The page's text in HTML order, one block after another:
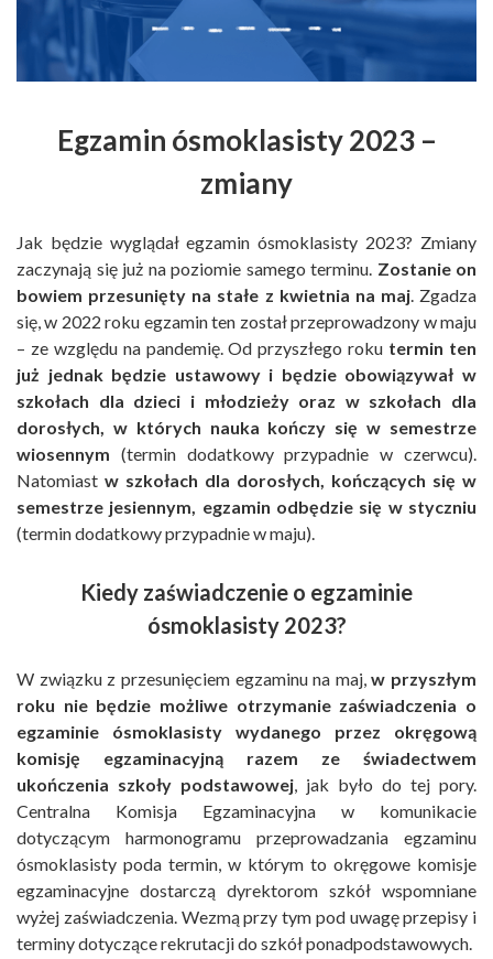
Egzamin ósmoklasisty 2023 –
zmiany
Jak będzie wyglądał egzamin ósmoklasisty 2023? Zmiany
zaczynają się już na poziomie samego terminu. Zostanie on
bowiem przesunięty na stałe z kwietnia na maj. Zgadza
się, w 2022 roku egzamin ten został przeprowadzony w maju
– ze względu na pandemię. Od przyszłego roku termin ten
już jednak będzie ustawowy i będzie obowiązywał w
szkołach dla dzieci i młodzieży oraz w szkołach dla
dorosłych, w których nauka kończy się w semestrze
wiosennym (termin dodatkowy przypadnie w czerwcu).
Natomiast w szkołach dla dorosłych, kończących się w
semestrze jesiennym, egzamin odbędzie się w styczniu
(termin dodatkowy przypadnie w maju).
Kiedy zaświadczenie o egzaminie
ósmoklasisty 2023?
W związku z przesunięciem egzaminu na maj,w przyszłym
roku nie będzie możliwe otrzymanie zaświadczenia o
egzaminie ósmoklasisty wydanego przez okręgową
komisję egzaminacyjną razem ze świadectwem
ukończenia szkoły podstawowej, jak było do tej pory.
Centralna Komisja Egzaminacyjna w komunikacie
dotyczącym harmonogramu przeprowadzania egzaminu
ósmoklasisty poda termin, w którym to okręgowe komisje
egzaminacyjne dostarczą dyrektorom szkół wspomniane
wyżej zaświadczenia. Wezmą przy tym pod uwagę przepisy i
terminy dotyczące rekrutacji do szkół ponadpodstawowych.